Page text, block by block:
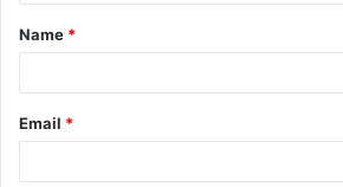
Name *
Email *